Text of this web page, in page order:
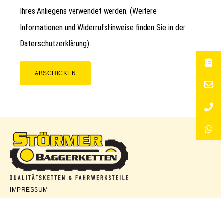
Ihres Anliegens verwendet werden. (Weitere
Informationen und Widerrufshinweise finden Sie in der
Datenschutzerklärung)
ABSCHICKEN
Störmer
IMPRESSUM